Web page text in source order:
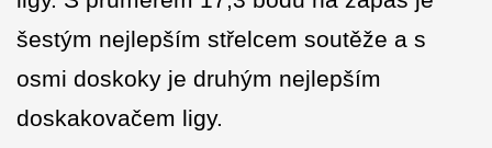
šestým nejlepším střelcem soutěže a s
osmi doskoky je druhým nejlepším
doskakovačem ligy.